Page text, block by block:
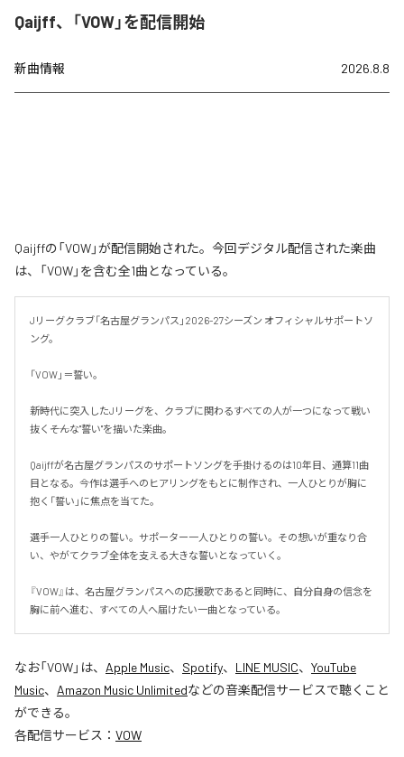
Qaijff、「VOW」を配信開始
新曲情報 2026.8.8
Qaijffの「VOW」が配信開始された。今回デジタル配信された楽曲
は、「VOW」を含む全1曲となっている。
Jリーグクラブ「名古屋グランパス」2026-27シーズン オフィシャルサポートソ
ング。
「VOW」＝誓い。
新時代に突入したJリーグを、クラブに関わるすべての人が一つになって戦い
抜く――そんな"誓い"を描いた楽曲。
Qaijffが名古屋グランパスのサポートソングを手掛けるのは10年目、通算11曲
目となる。今作は選手へのヒアリングをもとに制作され、一人ひとりが胸に
抱く「誓い」に焦点を当てた。
選手一人ひとりの誓い。サポーター一人ひとりの誓い。その想いが重なり合
い、やがてクラブ全体を支える大きな誓いとなっていく。
『VOW』は、名古屋グランパスへの応援歌であると同時に、自分自身の信念を
胸に前へ進む、すべての人へ届けたい一曲となっている。
なお「VOW」は、 Apple Music、 Spotify、 LINE MUSIC、 YouTube
Music、 Amazon Music Unlimitedなどの音楽配信サービスで聴くこと
ができる。
各配信サービス： VOW